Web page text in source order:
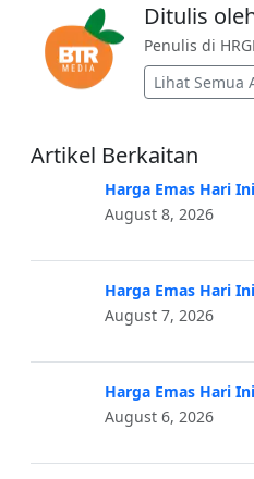
Ditulis
Penulis di
Lihat Semua
Artikel Berkaitan
Harga Emas Hari
August 8, 2026
Harga Emas Hari
August 7, 2026
Harga Emas Hari
August 6, 2026